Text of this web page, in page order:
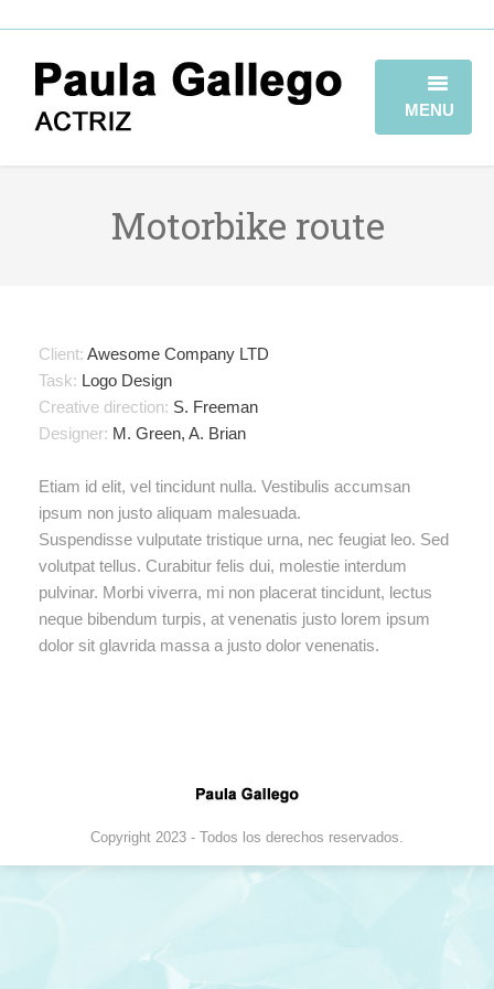
MENU
HOME
BIOGRAFÍA
CONTACTO
Motorbike route
Client: Awesome Company LTD
Task: Logo Design
Creative direction: S. Freeman
Designer: M. Green, A. Brian
Etiam id elit, vel tincidunt nulla. Vestibulis accumsan
ipsum non justo aliquam malesuada.
Suspendisse vulputate tristique urna, nec feugiat leo. Sed
volutpat tellus. Curabitur felis dui, molestie interdum
pulvinar. Morbi viverra, mi non placerat tincidunt, lectus
neque bibendum turpis, at venenatis justo lorem ipsum
dolor sit glavrida massa a justo dolor venenatis.
Copyright 2023 - Todos los derechos reservados.